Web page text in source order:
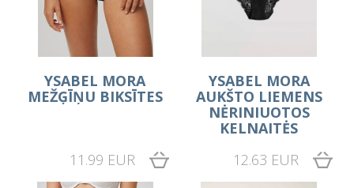
YSABEL MORA
MEŽĢĪŅU BIKSĪTES
11.99 EUR
YSABEL MORA
AUKŠTO LIEMENS
NĖRINIUOTOS
KELNAITĖS
12.63 EUR